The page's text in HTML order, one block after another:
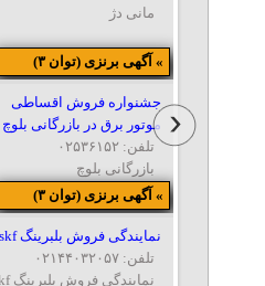
مانی دژ
» آگهی برنزی (توان ۳)
جشنواره فروش اقساطی
موتور برق در بازرگانی بلوچ
بازرگانی بلوچ
تلفن: ۰۲۵۳۶۱۵۲
» آگهی برنزی (توان ۳)
نمایندگی فروش بلبرینگ skf
نمایندگی فروش بلبرینگ skf
تلفن: ۰۲۱۴۴۰۳۲۰۵۷